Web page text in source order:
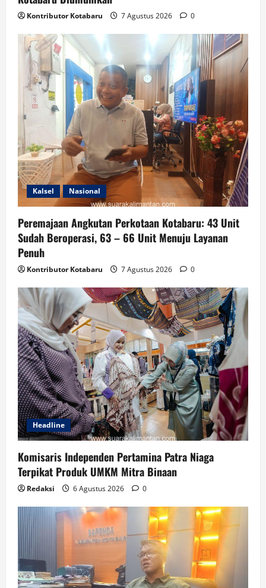
Kontributor Kotabaru 7 Agustus 2026 0
Kalsel Nasional
Peremajaan Angkutan Perkotaan Kotabaru: 43 Unit
Sudah Beroperasi, 63 – 66 Unit Menuju Layanan
Penuh
Kontributor Kotabaru 7 Agustus 2026 0
Headline
Komisaris Independen Pertamina Patra Niaga
Terpikat Produk UMKM Mitra Binaan
Redaksi 6 Agustus 2026 0